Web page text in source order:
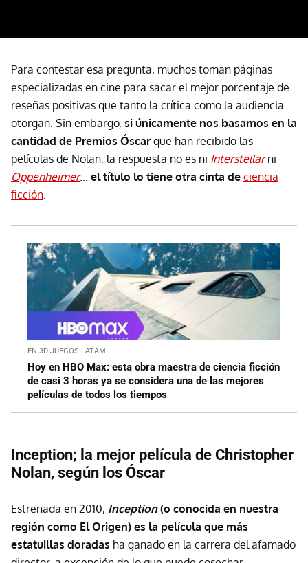
Para contestar esa pregunta, muchos toman páginas
especializadas en cine para sacar el mejor porcentaje de
reseñas positivas que tanto la crítica como la audiencia
otorgan. Sin embargo, si únicamente nos basamos en la
cantidad de Premios Óscar que han recibido las
películas de Nolan, la respuesta no es ni Interstellar ni
Oppenheimer... el título lo tiene otra cinta de ciencia
ficción.
EN 3D JUEGOS LATAM
Hoy en HBO Max: esta obra maestra de ciencia ficción
de casi 3 horas ya se considera una de las mejores
películas de todos los tiempos
Inception; la mejor película de Christopher
Nolan, según los Óscar
Estrenada en 2010, Inception(o conocida en nuestra
región como El Origen) es la película que más
estatuillas doradas ha ganado en la carrera del afamado